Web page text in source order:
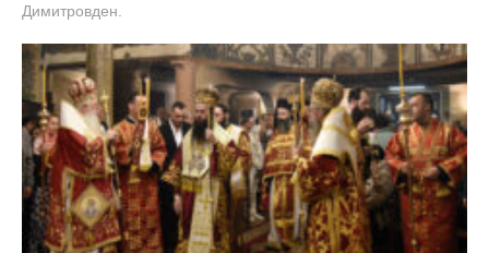
и
1
2
0
2
5
Димитровден.